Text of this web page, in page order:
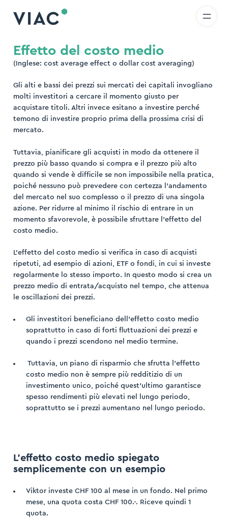
Skip to content
Effetto del costo medio
(Inglese: cost average effect o dollar cost averaging)
Gli alti e bassi dei prezzi sui mercati dei capitali invogliano
molti investitori a cercare il momento giusto per
acquistare titoli. Altri invece esitano a investire perché
temono di investire proprio prima della prossima crisi di
mercato.
Tuttavia, pianificare gli acquisti in modo da ottenere il
prezzo più basso quando si compra e il prezzo più alto
quando si vende è difficile se non impossibile nella pratica,
poiché nessuno può prevedere con certezza l’andamento
del mercato nel suo complesso o il prezzo di una singola
azione. Per ridurre al minimo il rischio di entrare in un
momento sfavorevole, è possibile sfruttare l’effetto del
costo medio.
L’effetto del costo medio si verifica in caso di acquisti
ripetuti, ad esempio di azioni, ETF o fondi, in cui si investe
regolarmente lo stesso importo. In questo modo si crea un
prezzo medio di entrata/acquisto nel tempo, che attenua
le oscillazioni dei prezzi.
Gli investitori beneficiano dell’effetto costo medio
soprattutto in caso di forti fluttuazioni dei prezzi e
quando i prezzi scendono nel medio termine.
Tuttavia, un piano di risparmio che sfrutta l’effetto
costo medio non è sempre più redditizio di un
investimento unico, poiché quest’ultimo garantisce
spesso rendimenti più elevati nel lungo periodo,
soprattutto se i prezzi aumentano nel lungo periodo.
L’effetto costo medio spiegato
semplicemente con un esempio
Viktor investe CHF 100 al mese in un fondo. Nel primo
mese, una quota costa CHF 100.-. Riceve quindi 1
quota.